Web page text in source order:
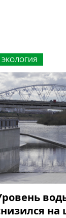
ЭКОЛОГИЯ
на